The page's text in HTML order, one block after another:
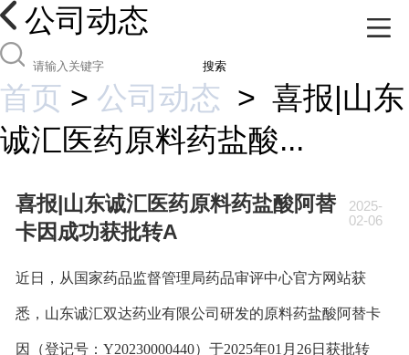
公司动态
搜索
首页 > 公司动态 > 喜报|山东
诚汇医药原料药盐酸...
喜报|山东诚汇医药原料药盐酸阿替
卡因成功获批转A
2025-
02-06
近日，从国家药品监督管理局药品审评中心官方网站获
悉，山东诚汇双达药业有限公司研发的原料药盐酸阿替卡
因（登记号：Y20230000440）于2025年01月26日获批转